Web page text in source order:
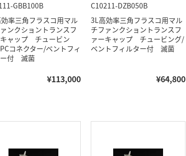
GBB100B
率三角フラスコ用マル
ンクショントランスフ
ャップ チュービン
コネクター/ベントフィ
ー付 滅菌
¥113,000
C10211-DZB050B
3L高効率三角フラスコ用マル
チファンクショントランスフ
ァーキャップ チュービング/
ベントフィルター付 滅菌
¥64,800